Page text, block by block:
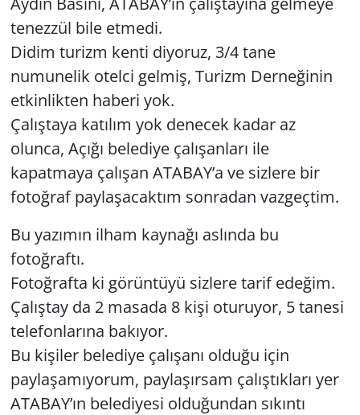
tenezzül bile etmedi.
Didim turizm kenti diyoruz, 3/4 tane
numunelik otelci gelmiş, Turizm Derneğinin
etkinlikten haberi yok.
Çalıştaya katılım yok denecek kadar az
olunca, Açığı belediye çalışanları ile
kapatmaya çalışan ATABAY’a ve sizlere bir
fotoğraf paylaşacaktım sonradan vazgeçtim.
Bu yazımın ilham kaynağı aslında bu
fotoğraftı.
Fotoğrafta ki görüntüyü sizlere tarif edeğim.
Çalıştay da 2 masada 8 kişi oturuyor, 5 tanesi
telefonlarına bakıyor.
Bu kişiler belediye çalışanı olduğu için
paylaşamıyorum, paylaşırsam çalıştıkları yer
ATABAY’ın belediyesi olduğundan sıkıntı